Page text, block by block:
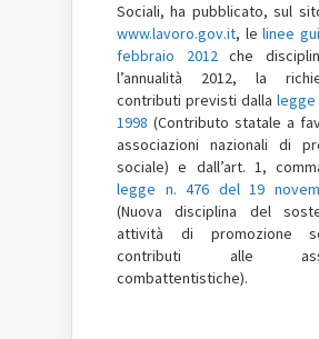
Sociali, ha pubblicato, sul
www.lavoro.gov.it, lelinee
febbraio 2012che
l’annualità 2012, la
contributi previsti dalla legge
1998 (Contributo statale a
associazioni nazionali di
sociale) e dall’art. 1,
legge n. 476 del 19
(Nuova disciplina del
attività di promozione
contributi alle
combattentistiche).